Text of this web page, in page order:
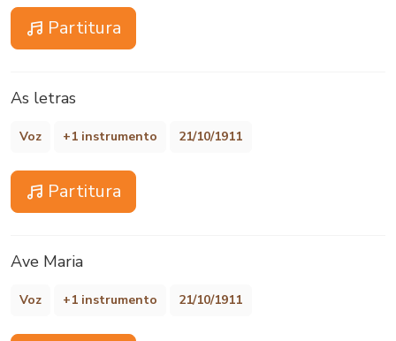
Partitura
As letras
Voz +1 instrumento 21/10/1911
Partitura
Ave Maria
Voz +1 instrumento 21/10/1911